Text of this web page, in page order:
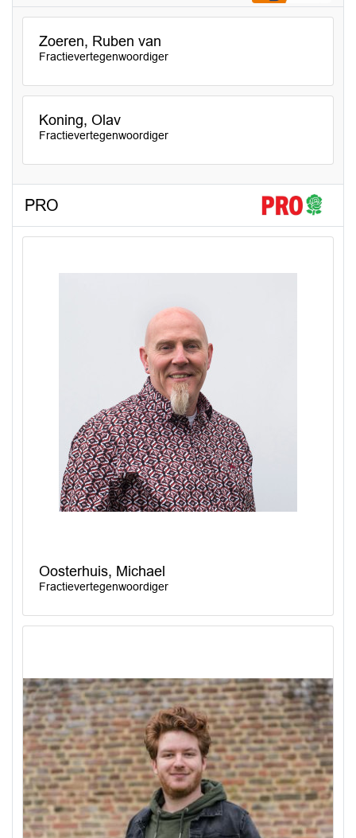
Zoeren, Ruben van
Fractievertegenwoordiger
Koning, Olav
Fractievertegenwoordiger
PRO
Oosterhuis, Michael
Fractievertegenwoordiger